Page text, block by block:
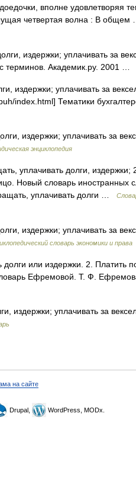
вполне удовлетворяя
четвертая волна : В
издержки; уплачивать за
терминов. Академик.ру. 2001 …
издержки; уплачивать за
index.html] Тематики
издержки; уплачивать за
энциклопедия
уплачивать долги, издержки;
Новый словарь иностранных
уплачивать долги …
издержки; уплачивать за
словарь экономики и права
или издержки. 2. Платить
Ефремовой. Т. Ф.
издержки; уплачивать за
на сайте
Drupal, WordPress, MODx.